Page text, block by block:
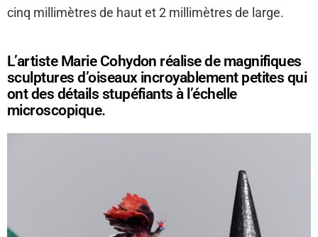
cinq millimètres de haut et 2 millimètres de large.
L’artiste Marie Cohydon réalise de magnifiques
sculptures d’oiseaux incroyablement petites qui
ont des détails stupéfiants à l’échelle
microscopique.